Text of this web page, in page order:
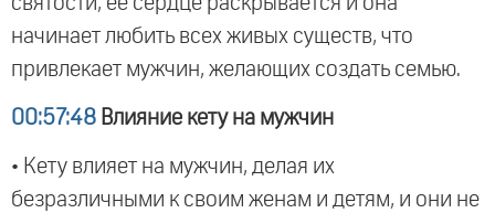
начинает любить всех живых существ, что
привлекает мужчин, желающих создать семью.
00:57:48 Влияние кету на мужчин
• Кету влияет на мужчин, делая их
безразличными к своим женам и детям, и они не